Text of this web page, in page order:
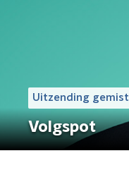
Uitzending gemist
Volgspot